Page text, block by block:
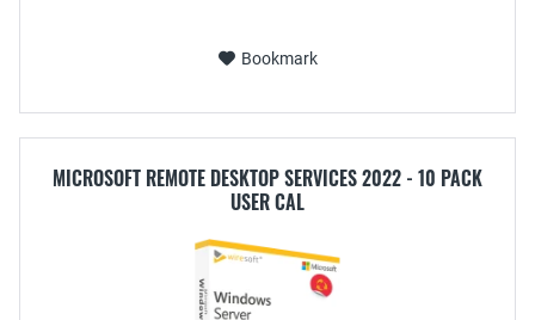
Bookmark
MICROSOFT REMOTE DESKTOP SERVICES 2022 - 10 PACK
USER CAL